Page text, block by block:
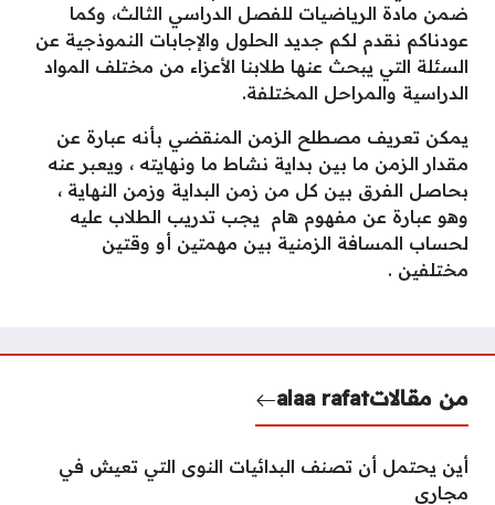
ضمن مادة الرياضيات للفصل الدراسي الثالث، وكما
عودناكم نقدم لكم جديد الحلول والإجابات النموذجية عن
السئلة التي يبحث عنها طلابنا الأعزاء من مختلف المواد
الدراسية والمراحل المختلفة.
يمكن تعريف مصطلح الزمن المنقضي بأنه عبارة عن
مقدار الزمن ما بين بداية نشاط ما ونهايته ، ويعبر عنه
بحاصل الفرق بين كل من زمن البداية وزمن النهاية ،
وهو عبارة عن مفهوم هام يجب تدريب الطلاب عليه
لحساب المسافة الزمنية بين مهمتين أو وقتين
مختلفين .
من مقالاتalaa rafat
أين يحتمل أن تصنف البدائيات النوى التي تعيش في
مجاري